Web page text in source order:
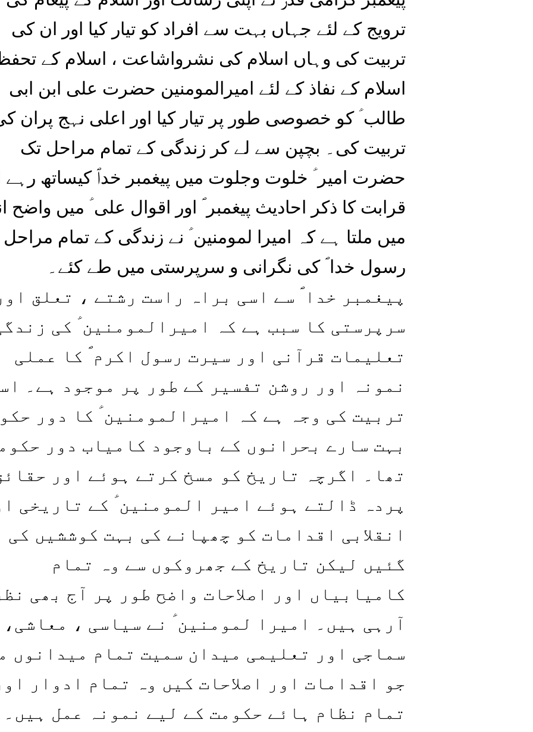
ترویج کے لئے جہاں بہت سے افراد کو تیار کیا اور ان کی
تربیت کی وہاں اسلام کی نشرواشاعت ، اسلام کے تحفظ
اسلام کے نفاذ کے لئے امیرالمومنین حضرت علی ابن ابی
طالب ؑ کو خصوصی طور پر تیار کیا اور اعلی نہج پران
تربیت کی۔ بچپن سے لے کر زندگی کے تمام مراحل تک
حضرت امیر ؑ خلوت وجلوت میں پیغمبر خداؐ کیساتھ
قرابت کا ذکر احادیث پیغمبر ؐ اور اقوال علی ؑ میں واضح
میں ملتا ہے کہ امیرا لمومنین ؑ نے زندگی کے تمام مراحل
رسول خدا ؐ کی نگرانی و سرپرستی میں طے کئے۔
پیغمبر خدا ؐ سے اسی براہ راست رشتے ، تعلق اور
سرپرستی کا سبب ہے کہ امیرالمومنین ؑ کی
تعلیمات قرآنی اور سیرت رسول اکرم ؐ کا عملی
نمونہ اور روشن تفسیر کے طور پر موجود ہے۔
تربیت کی وجہ ہے کہ امیرالمومنین ؑ کا دور
بہت سارے بحرانوں کے باوجود کامیاب دور
تھا۔ اگرچہ تاریخ کو مسخ کرتے ہوئے اور
پردہ ڈالتے ہوئے امیر المومنین ؑ کے تاریخی
انقلابی اقدامات کو چھپانے کی بہت کوششیں کی
گئیں لیکن تاریخ کے جھروکوں سے وہ تمام
کامیابیاں اور اصلاحات واضح طور پر آج بھی
آرہی ہیں۔ امیرا لمومنین ؑ نے سیاسی ، معاشی،
سماجی اور تعلیمی میدان سمیت تمام میدانوں
جو اقدامات اور اصلاحات کیں وہ تمام ادوار
تمام نظام ہائے حکومت کے لیے نمونہ عمل ہیں۔